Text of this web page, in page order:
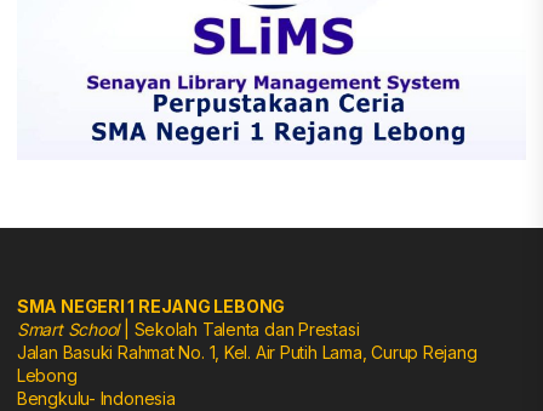
SMA NEGERI 1 REJANG LEBONG
Smart School| Sekolah Talenta dan Prestasi
Jalan Basuki Rahmat No. 1, Kel. Air Putih Lama, Curup Rejang
Lebong
Bengkulu- Indonesia